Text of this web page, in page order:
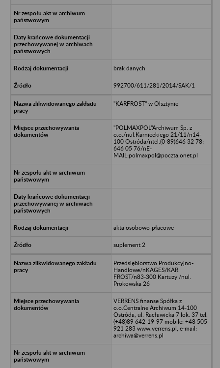
brak danych
992700/611/281/2014/SAK/1
"KARFROST" w Olsztynie
"POLMAXPOL"Archiwum Sp. z
o.o./nul.Karnieckiego 21/11/n14-
100 Ostróda/ntel.(0-89)646 32 78;
646 05 76/nE-
MAIL;polmaxpol@poczta.onet.pl
akta osobowo-płacowe
suplement 2
Przedsiębiorstwo Produkcyjno-
Handlowe/nKAGES/KAR
FROST/n83-300 Kartuzy /nul.
Prokowska 26
VERRENS finanse Spółka z
o.o.Centralne Archiwum 14-100
Ostróda, ul. Racławicka 7 lok. 37 tel.
(+48)89 642-19-97 mobile: +48 505
921 283 www.verrens.pl, e-mail:
archiwa@verrens.pl